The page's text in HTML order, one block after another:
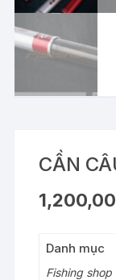
CẦN
Danh mục
Fishing shop